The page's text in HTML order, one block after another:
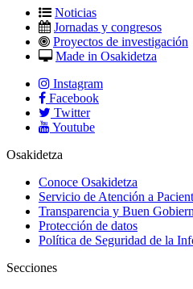
Noticias
Jornadas y congresos
Proyectos de investigación
Made in Osakidetza
Instagram
Facebook
Twitter
Youtube
Osakidetza
Conoce Osakidetza
Servicio de Atención a
Transparencia y Buen
Protección de datos
Política de Seguridad de la
Secciones